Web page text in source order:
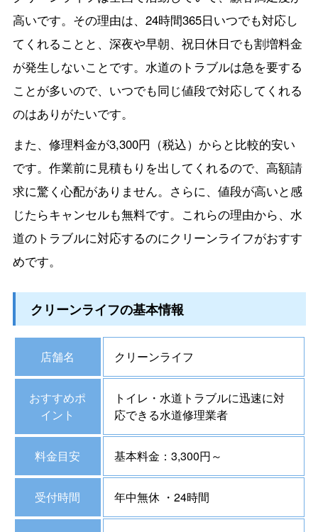
高いです。その理由は、24時間365日いつでも対応し
てくれることと、深夜や早朝、祝日休日でも割増料金
が発生しないことです。水道のトラブルは急を要する
ことが多いので、いつでも同じ値段で対応してくれる
のはありがたいです。
また、修理料金が3,300円（税込）からと比較的安い
です。作業前に見積もりを出してくれるので、高額請
求に驚く心配がありません。さらに、値段が高いと感
じたらキャンセルも無料です。これらの理由から、水
道のトラブルに対応するのにクリーンライフがおすす
めです。
クリーンライフの基本情報
店舗名 クリーンライフ
おすすめポ
イント
トイレ・水道トラブルに迅速に対
応できる水道修理業者
料金目安 基本料金：3,300円～
受付時間 年中無休 ・24時間